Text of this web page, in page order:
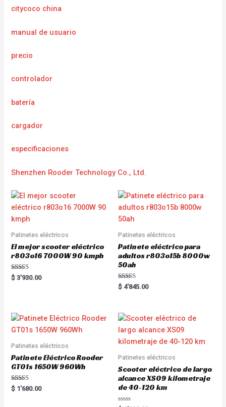
citycoco china
manual de usuario
precio
controlador
batería
cargador
especificaciones
Shenzhen Rooder Technology Co., Ltd.
Patinetes eléctricos
El mejor scooter eléctrico
r803o16 7000W 90 kmph
Rated
5.00
$ 3'930.00
Patinetes eléctricos
Patinete eléctrico para
adultos r803o15b 8000w
50ah
Rated
5.00
$ 4'845.00
Patinetes eléctricos
Patinete Eléctrico Rooder
GT01s 1650W 960Wh
Rated
5.00
$ 1'680.00
Patinetes eléctricos
Scooter eléctrico de largo
alcance XS09 kilometraje
de 40-120 km